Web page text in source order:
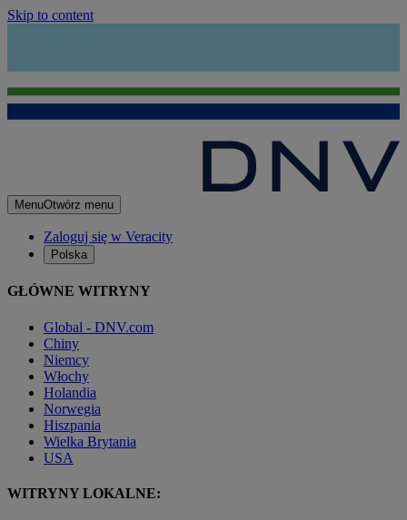
Skip to content
MenuOtwórz menu
Zaloguj się w Veracity
Polska
GŁÓWNE WITRYNY
Global - DNV.com
Chiny
Niemcy
Włochy
Holandia
Norwegia
Hiszpania
Wielka Brytania
USA
WITRYNY LOKALNE: